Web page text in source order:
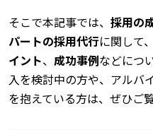
そこで本記事では、 採用の
パートの採用代行に関して、
イント、 成功事例などにつ
入を検討中の方や、アルバ
を抱えている方は、ぜひご